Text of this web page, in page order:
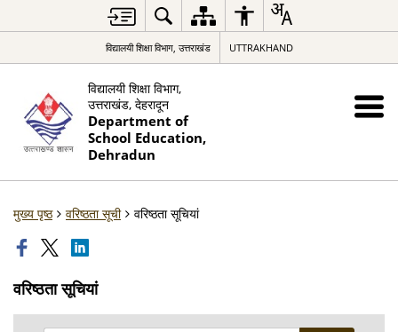
विद्यालयी शिक्षा विभाग, उत्तराखंड UTTRAKHAND
विद्यालयी शिक्षा विभाग,
उत्तराखंड, देहरादून
Department of
School Education,
Dehradun
मुख्य पृष्ठ वरिष्ठता सूची वरिष्ठता सूचियां
वरिष्ठता सूचियां